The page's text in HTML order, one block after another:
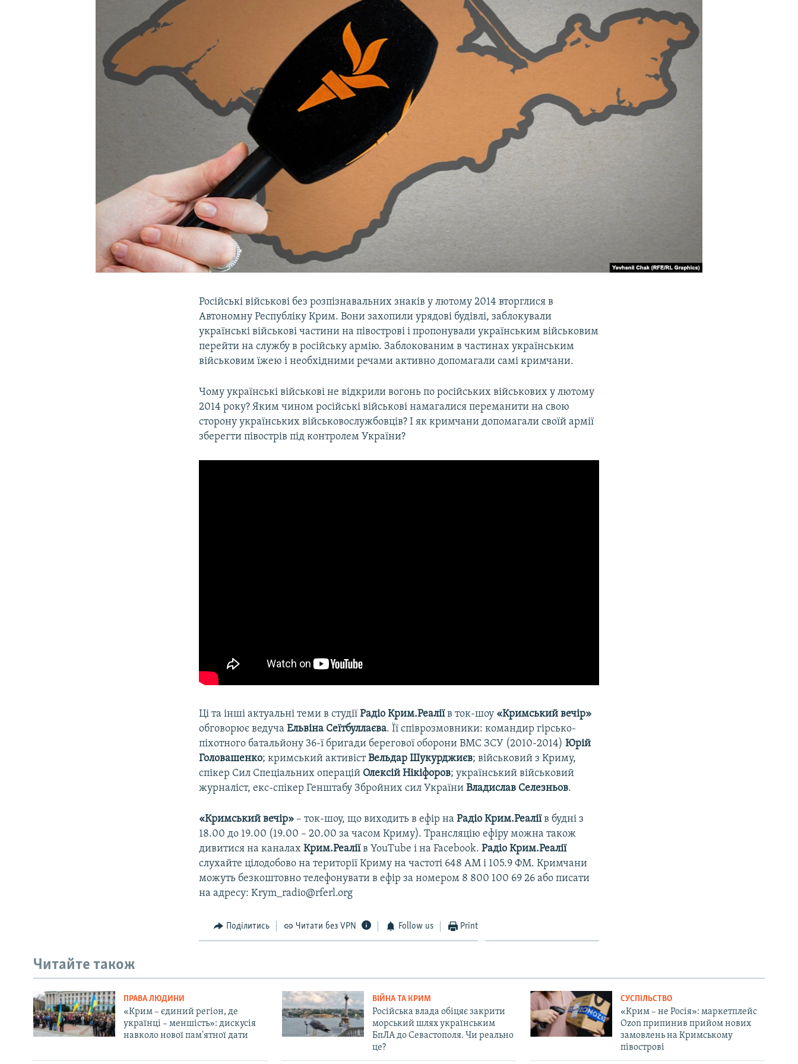
УКРАЇНСЬКА ПРОБЛЕМА КРИМУ
Російські військові без розпізнавальних знаків у лютому 2014 вторглися в
Автономну Республіку Крим. Вони захопили урядові будівлі, заблокували
українські військові частини на півострові і пропонували українським військовим
перейти на службу в російську армію. Заблокованим в частинах українським
військовим їжею і необхідними речами активно допомагали самі кримчани.
Чому українські військові не відкрили вогонь по російських військових у лютому
2014 року? Яким чином російські військові намагалися переманити на свою
сторону українських військовослужбовців? І як кримчани допомагали своїй армії
зберегти півострів під контролем України?
Ці та інші актуальні теми в студії Радіо Крим.Реаліїв ток-шоу «Кримський вечір»
обговорює ведучаЕльвіна Сеїтбуллаєва. Її співрозмовники: командир гірсько-
піхотного батальйону 36-ї бригади берегової оборони ВМС ЗСУ (2010-2014)​Юрій
Головашенко; кримський активістВельдар Шукурджиєв; військовий з Криму,
спікер Сил Спеціальних операцій Олексій Нікіфоров; український військовий
журналіст, екс-спікер Генштабу Збройних сил УкраїниВладислав Селезньов.
«Кримський вечір» – ток-шоу, що виходить в ефір наРадіо Крим.Реаліїв будні з
18.00 до 19.00 (19.00 – 20.00 за часом Криму). Трансляцію ефіру можна також
дивитися на каналахКрим.Реаліїв YouTube і на Facebook.Радіо Крим.Реалії
слухайте цілодобово на території Криму на частоті 648 АМ і 105.9 ФМ. Кримчани
можуть безкоштовно телефонувати в ефір за номером 8 800 100 69 26 або писати
на адресу: Krym_radio@rferl.org
Поділитись Читати без VPN Follow us Print
Читайте також
ПРАВА ЛЮДИНИ
«Крим – єдиний регіон, де
українці – меншість»: дискусія
навколо нової пам'ятної дати
ВІЙНА ТА КРИМ
Російська влада обіцяє закрити
морський шлях українським
БпЛА до Севастополя. Чи реально
це?
СУСПІЛЬСТВО
«Крим – не Росія»: маркетплейс
Ozon припинив прийом нових
замовлень на Кримському
півострові